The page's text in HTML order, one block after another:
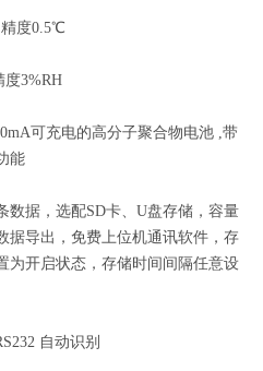
度0.5℃
3%RH
可充电的高分子聚合物电池 ,带
能
据，选配SD卡、U盘存储，容量
据导出，免费上位机通讯软件，存
为开启状态，存储时间间隔任意设
自动识别